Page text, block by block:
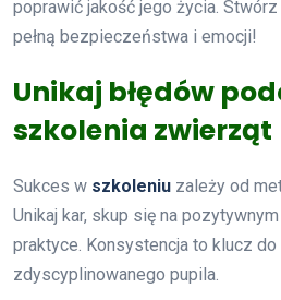
poprawić jakość jego życia.
pełną bezpieczeństwa i emocji!
Unikaj błędów
szkolenia zwierząt
Sukces w szkoleniu zależy od
Unikaj kar, skup się na
praktyce. Konsystencja to klucz
zdyscyplinowanego pupila.